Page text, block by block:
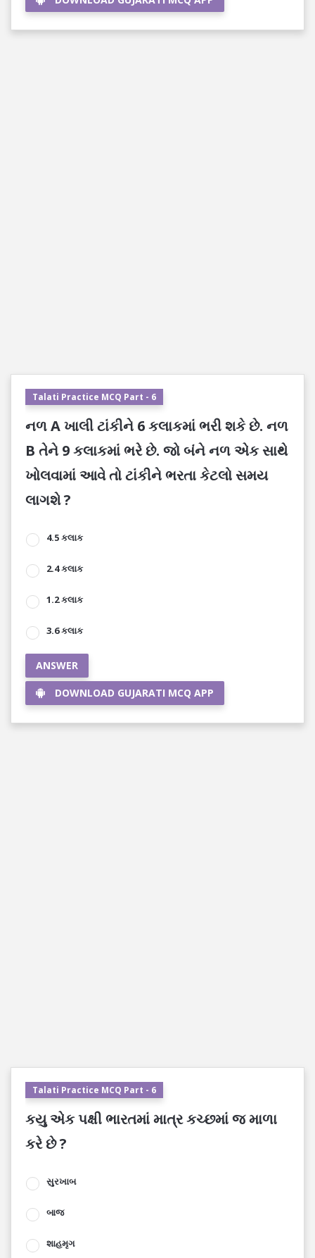
Talati Practice MCQ Part - 6
નળ A ખાલી ટાંકીને 6 કલાકમાં ભરી શકે છે. નળ
B તેને 9 કલાકમાં ભરે છે. જો બંને નળ એક સાથે
ખોલવામાં આવે તો ટાંકીને ભરતા કેટલો સમય
લાગશે ?
4.5 કલાક
2.4 કલાક
1.2 કલાક
3.6 કલાક
ANSWER
DOWNLOAD GUJARATI MCQ APP
Talati Practice MCQ Part - 6
કયુ એક પક્ષી ભારતમાં માત્ર કચ્છમાં જ માળા
કરે છે ?
સુરખાબ
બાજ
શાહમૃગ